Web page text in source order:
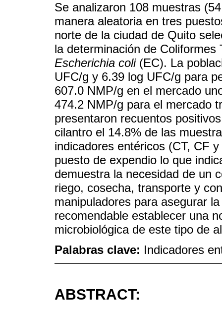
Se analizaron 108 muestras
manera aleatoria en tres
norte de la ciudad de Quito
la determinación de
Escherichia coli(EC). La
UFC/g y 6.39 log UFC/g para
607.0 NMP/g en el mercado
474.2 NMP/g para el mercado
presentaron recuentos
cilantro el 14.8% de las
indicadores entéricos (CT, CF
puesto de expendio lo que
demuestra la necesidad de un
riego, cosecha, transporte y
manipuladores para asegurar
recomendable establecer una
microbiológica de este tipo de
Palabras clave: Indicadores
ABSTRACT: